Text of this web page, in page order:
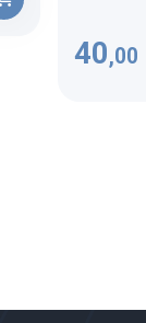
40,00